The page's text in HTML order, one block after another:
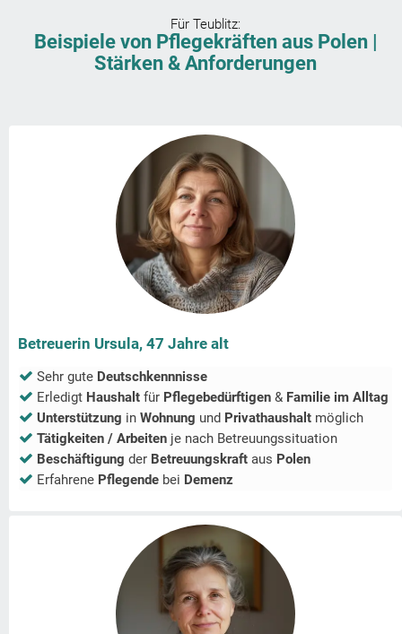
Für Teublitz:
Beispiele von Pflegekräften aus Polen |
Stärken & Anforderungen
Betreuerin Ursula, 47 Jahre alt
Sehr gute Deutschkennnisse
Erledigt Haushalt für Pflegebedürftigen & Familie im Alltag
Unterstützung in Wohnung und Privathaushalt möglich
Tätigkeiten / Arbeiten je nach Betreuungssituation
Beschäftigung der Betreuungskraft aus Polen
Erfahrene Pflegende bei Demenz